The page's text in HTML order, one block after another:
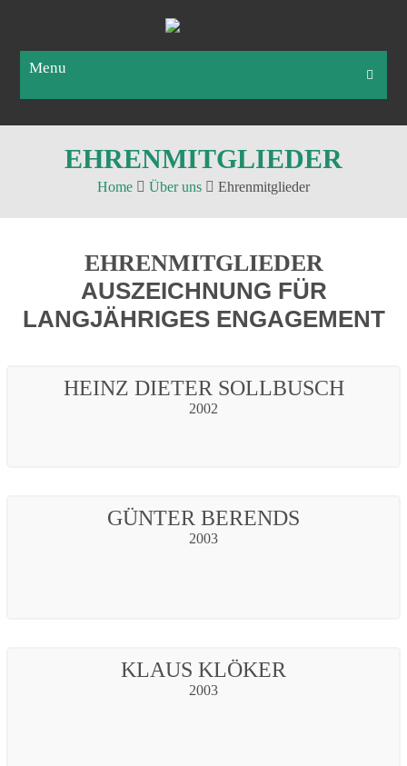
Menu
EHRENMITGLIEDER
Home Über uns Ehrenmitglieder
EHRENMITGLIEDER
AUSZEICHNUNG FÜR
LANGJÄHRIGES ENGAGEMENT
HEINZ DIETER SOLLBUSCH
2002
GÜNTER BERENDS
2003
KLAUS KLÖKER
2003